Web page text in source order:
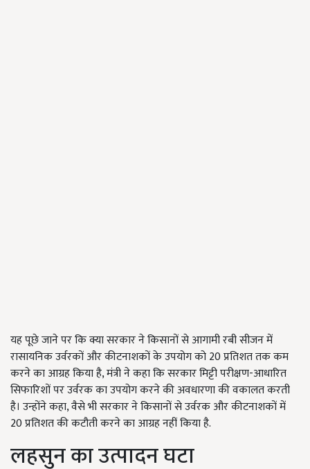
यह पूछे जाने पर कि क्या सरकार ने किसानों से आगामी रबी सीजन में
रासायनिक उर्वरकों और कीटनाशकों के उपयोग को 20 प्रतिशत तक कम
करने का आग्रह किया है, मंत्री ने कहा कि सरकार मिट्टी परीक्षण-आधारित
सिफारिशों पर उर्वरक का उपयोग करने की अवधारणा की वकालत करती
है। उन्होंने कहा, वैसे भी सरकार ने किसानों से उर्वरक और कीटनाशकों में
20 प्रतिशत की कटौती करने का आग्रह नहीं किया है.
लहसुन का उत्पादन घटा